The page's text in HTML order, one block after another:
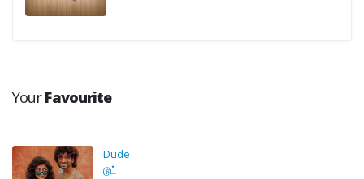
YourFavourite
Dude
டூட்